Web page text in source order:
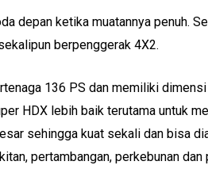
depan ketika muatannya penuh.
berpenggerak 4X2.
136 PS dan memiliki
HDX lebih baik terutama untuk
sehingga kuat sekali dan bisa
pertambangan, perkebunan